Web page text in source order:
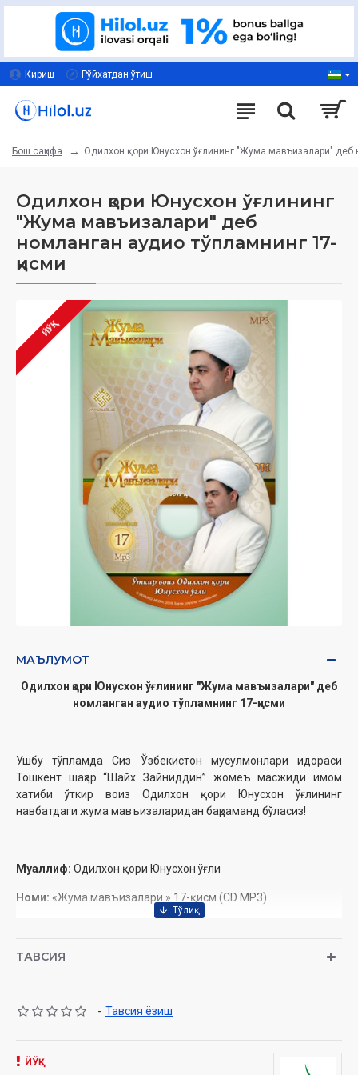
Кириш Рўйхатдан ўтиш
Бош саҳифа Одилхон қори Юнусхон ўғлининг "Жума ‎мавъизалари" деб
Одилхон қори Юнусхон ўғлининг
"Жума ‎мавъизалари" деб
номланган аудио тўпламнинг 17-‎
қисми
ЙЎҚ
МАЪЛУМОТ
Одилхон қори Юнусхон ўғлининг "Жума ‎мавъизалари" деб
номланган аудио тўпламнинг 17-‎қисми
Ушбу тўпламда Сиз Ўзбекистон мусулмонлари ‎идораси
Тошкент шаҳар “Шайх Зайниддин” ‎жомеъ масжиди имом
хатиби ўткир воиз ‎Одилхон қори Юнусхон ўғлининг
навбатдаги ‎жума мавъизаларидан баҳраманд бўласиз!
Муаллиф: Одилхон қори Юнусхон ўғли
Номи: «Жума мавъизалари » 17-қисм (CD МР3)
Сана:2016
‎ ‎
Дин ишлари бўйича қўмитанинг ‎‎2828-сонли тавсияси ила
ТАВСИЯ
- Тавсия ёзиш
ЙЎҚ